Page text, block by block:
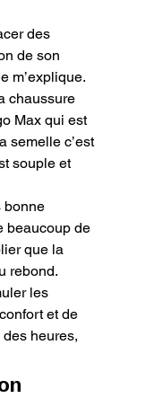
des
de son
m’explique.
chaussure
Max qui est
semelle c’est
souple et
bonne
beaucoup de
que la
rebond.
les
et de
heures,